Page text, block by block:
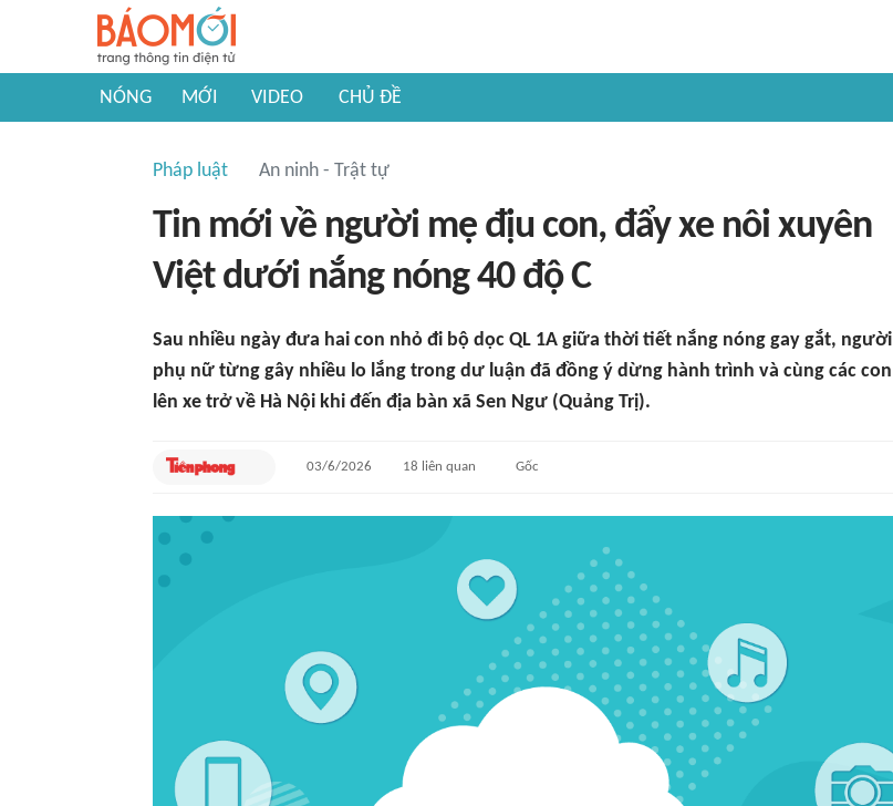
NÓNG MỚI VIDEO CHỦ ĐỀ
Pháp luật An ninh - Trật tự
Tin mới về người mẹ địu con, đẩy xe nôi xuyên
Việt dưới nắng nóng 40 độ C
Sau nhiều ngày đưa hai con nhỏ đi bộ dọc QL 1A giữa thời tiết nắng nóng gay gắt, người
phụ nữ từng gây nhiều lo lắng trong dư luận đã đồng ý dừng hành trình và cùng các con
lên xe trở về Hà Nội khi đến địa bàn xã Sen Ngư (Quảng Trị).
03/6/2026 18 liên quan Gốc